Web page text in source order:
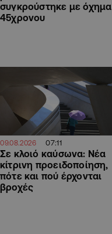
συγκρούστηκε με όχημα
45χρονου
09.08.2026 07:11
Σε κλοιό καύσωνα: Νέα
κίτρινη προειδοποίηση,
πότε και πού έρχονται
βροχές